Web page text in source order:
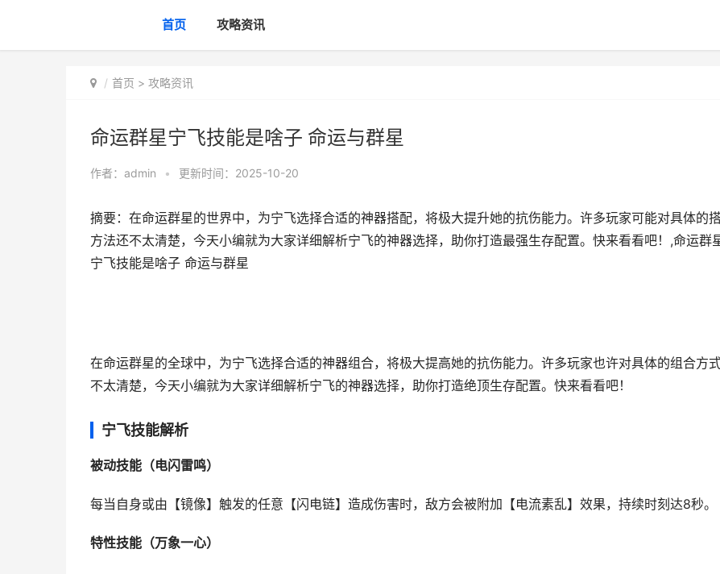
首页 攻略资讯
首页 > 攻略资讯
命运群星宁飞技能是啥子 命运与群星
作者： admin • 更新时间：2025-10-20
摘要：在命运群星的世界中，为宁飞选择合适的神器搭配，将极大提升她的抗伤能力。许多玩家可能对具体的
方法还不太清楚，今天小编就为大家详细解析宁飞的神器选择，助你打造最强生存配置。快来看看吧！,命运群
宁飞技能是啥子 命运与群星
在命运群星的全球中，为宁飞选择合适的神器组合，将极大提高她的抗伤能力。许多玩家也许对具体的组合方
不太清楚，今天小编就为大家详细解析宁飞的神器选择，助你打造绝顶生存配置。快来看看吧！
宁飞技能解析
被动技能（电闪雷鸣）
每当自身或由【镜像】触发的任意【闪电链】造成伤害时，敌方会被附加【电流素乱】效果，持续时刻达8秒。
特性技能（万象一心）